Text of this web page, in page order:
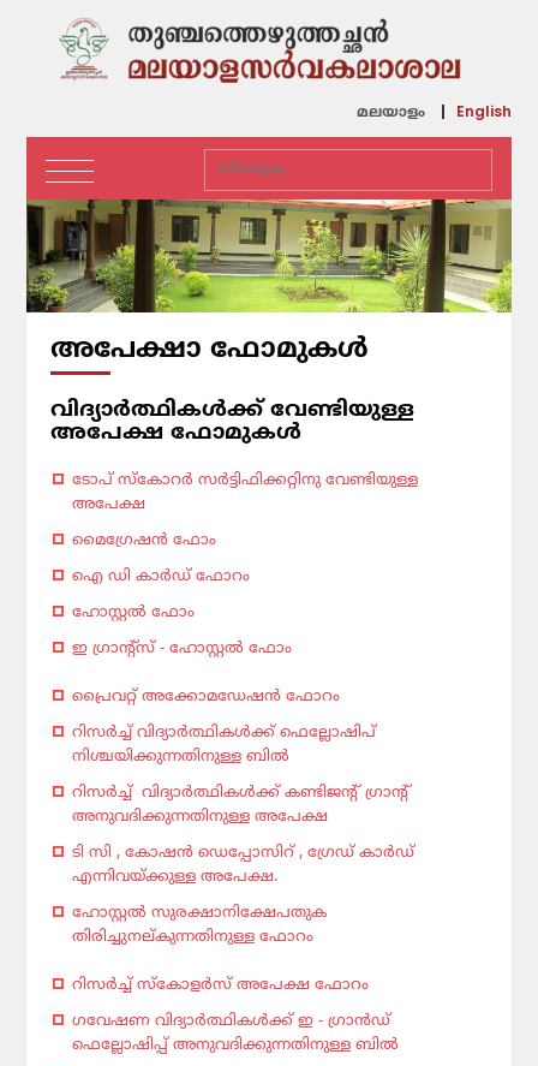
മലയാളം English
അപേക്ഷാ ഫോമുകൾ
വിദ്യാർത്ഥികൾക്ക് വേണ്ടിയുള്ള
അപേക്ഷ ഫോമുകൾ
ടോപ് സ്കോറർ സർട്ടിഫിക്കറ്റിനു വേണ്ടിയുള്ള
അപേക്ഷ
മൈഗ്രേഷന്‍ ഫോം
ഐ ഡി കാർഡ് ഫോറം
ഹോസ്റ്റൽ ഫോം
ഇ ഗ്രാന്റ്സ് - ഹോസ്റ്റൽ ഫോം
പ്രൈവറ്റ് അക്കോമഡേഷൻ ഫോറം
റിസർച്ച് വിദ്യാർത്ഥികൾക്ക് ഫെല്ലോഷിപ്
നിശ്ചയിക്കുന്നതിനുള്ള ബിൽ
റിസർച്ച് വിദ്യാർത്ഥികൾക്ക് കണ്ടിജന്റ് ഗ്രാന്റ്
അനുവദിക്കുന്നതിനുള്ള അപേക്ഷ
ടി സി , കോഷൻ ഡെപ്പോസിറ് , ഗ്രേഡ് കാർഡ്
എന്നിവയ്ക്കുള്ള അപേക്ഷ.
ഹോസ്റ്റൽ സുരക്ഷാനിക്ഷേപതുക
തിരിച്ചുനല്കുന്നതിനുള്ള ഫോറം
റിസർച്ച് സ്കോളർസ്‌ അപേക്ഷ ഫോറം
ഗവേഷണ വിദ്യാർത്ഥികൾക്ക് ഇ - ഗ്രാൻഡ്
ഫെല്ലോഷിപ്പ് അനുവദിക്കുന്നതിനുള്ള ബിൽ